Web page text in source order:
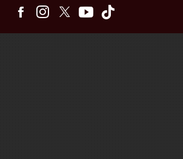
FacebookInstagram
Twitter Youtube